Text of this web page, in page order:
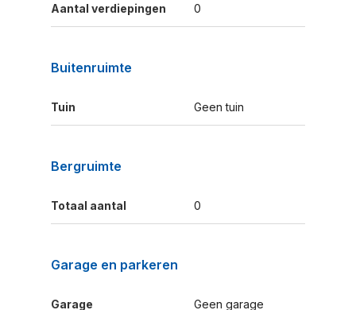
Aantal verdiepingen 0
Buitenruimte
Tuin Geen tuin
Bergruimte
Totaal aantal 0
Garage en parkeren
Garage Geen garage